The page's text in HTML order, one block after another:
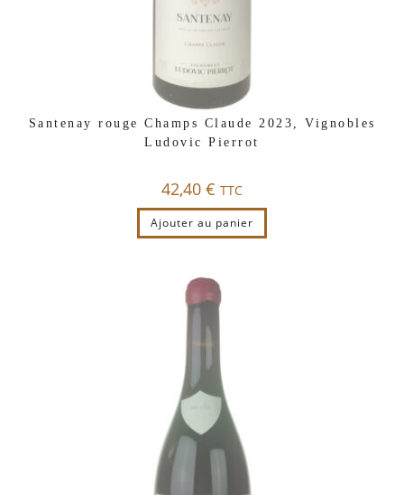
Santenay rouge Champs Claude 2023, Vignobles
Ludovic Pierrot
42,40 € TTC
Ajouter au panier